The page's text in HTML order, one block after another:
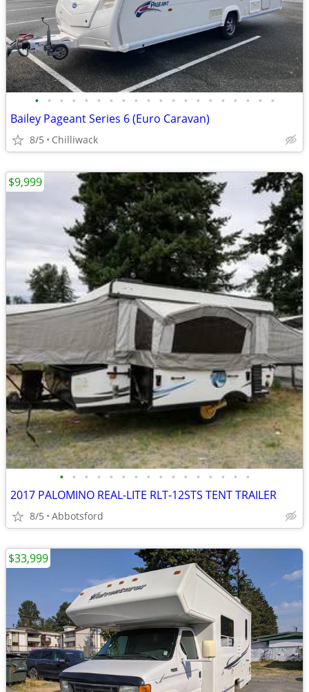
• • • • • • • • • • • • • • • • • • • •
Bailey Pageant Series 6 (Euro Caravan)
8/5 Chilliwack
• • • • • • • • • • • • • • • •
2017 PALOMINO REAL-LITE RLT-12STS TENT TRAILER
8/5 Abbotsford
$9,999
$33,999